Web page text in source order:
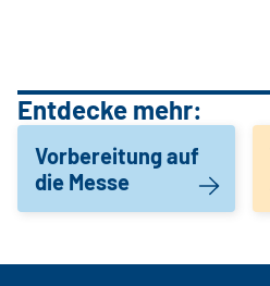
Entdecke mehr:
Vorbereitung auf
die Messe